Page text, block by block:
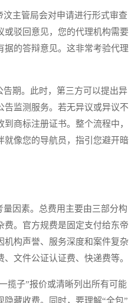
主管局会对申请进行形式审查
或驳回意见，您的代理机构需要
据的答辩意见。这非常考验代理
期。此时，第三方可以提出异
告监测服务。若无异议或异议不
商标注册证书。整个流程中，
就像您的导航员，指引您避开暗
因素。总费用主要由三部分构
费。官方规费是固定支付给东帝
机构声誉、服务深度和案件复杂
文件公证认证费、快递费等。
子”报价或清晰列出所有可能
藏收费。同时，要理解“全包”